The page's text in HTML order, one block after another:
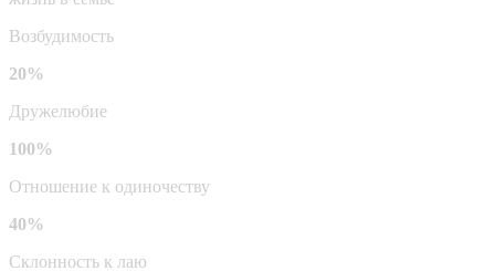
Возбудимость
20%
Дружелюбие
100%
Отношение к одиночеству
40%
Склонность к лаю